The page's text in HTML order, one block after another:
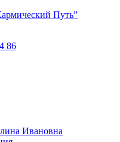
Путь”
86
Ивановна